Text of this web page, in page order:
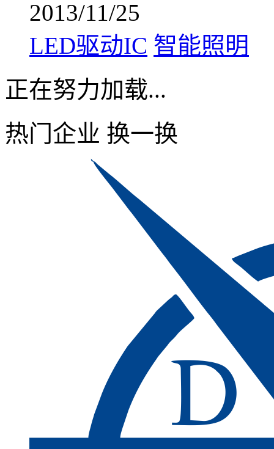
2013/11/25
LED驱动IC 智能照明
正在努力加载...
热门企业 换一换